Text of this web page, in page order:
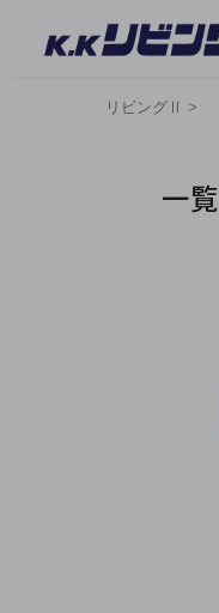
リビングⅡ >
一覧